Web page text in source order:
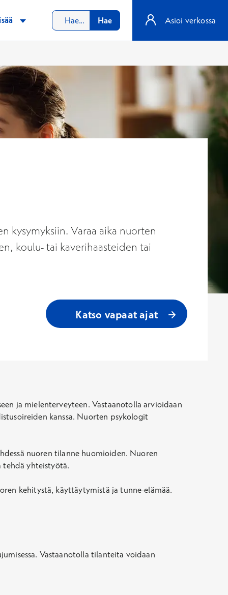
Hae Asioi verkossa
kysymyksiin. Varaa aika nuorten
koulu- tai kaverihaasteiden tai
Katso vapaat ajat
ja mielenterveyteen. Vastaanotolla arvioidaan
kanssa. Nuorten psykologit
nuoren tilanne huomioiden. Nuoren
tehdä yhteistyötä.
kehitystä, käyttäytymistä ja tunne-elämää.
Vastaanotolla tilanteita voidaan